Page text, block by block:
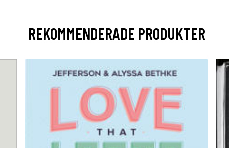
REKOMMENDERADE PRODUKTER